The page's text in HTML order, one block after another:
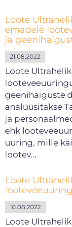
Loote
emadele
ja
21.08.2022
Loote
geenihaiguste
analüüsitakse
ja
ehk
uuring, mille
lootev...
Loote
looteveeuuring
10.08.2022
Loote